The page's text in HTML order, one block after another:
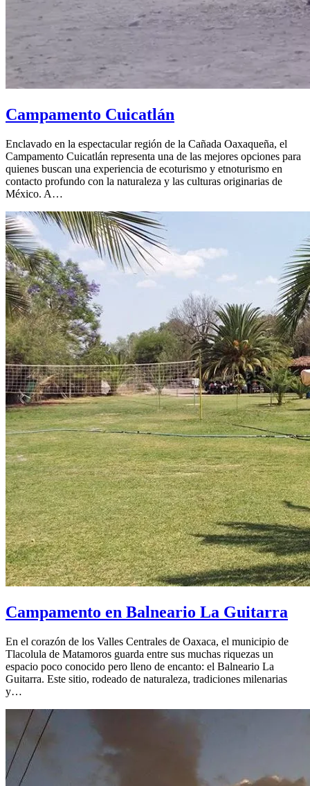
Campamento Cuicatlán
Enclavado en la espectacular región de la Cañada Oaxaqueña, el
Campamento Cuicatlán representa una de las mejores opciones para
quienes buscan una experiencia de ecoturismo y etnoturismo en
contacto profundo con la naturaleza y las culturas originarias de
México. A…
Campamento en Balneario La Guitarra
En el corazón de los Valles Centrales de Oaxaca, el municipio de
Tlacolula de Matamoros guarda entre sus muchas riquezas un
espacio poco conocido pero lleno de encanto: el Balneario La
Guitarra. Este sitio, rodeado de naturaleza, tradiciones milenarias
y…